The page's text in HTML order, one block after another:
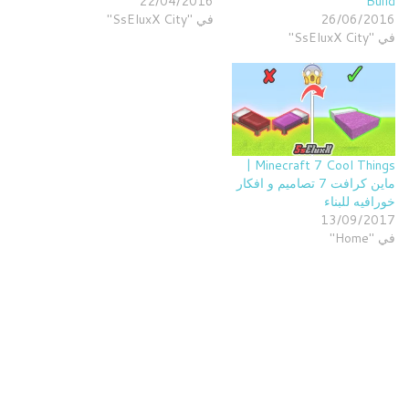
26/06/2016
في "SsEluxX City"
في "SsEluxX City"
Minecraft 7 Cool Things |
ماين كرافت 7 تصاميم و افكار
خورافيه للبناء
13/09/2017
في "Home"